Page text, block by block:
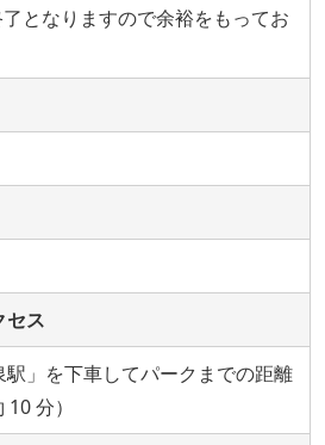
となりますので余裕をもってお
セス
」を下車してパークまでの距離
分）